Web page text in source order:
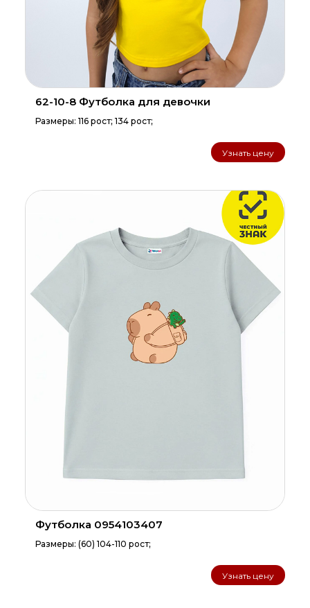
62-10-8 Футболка для девочки
Размеры: 116 рост; 134 рост;
Узнать цену
Футболка 0954103407
Размеры: (60) 104-110 рост;
Узнать цену